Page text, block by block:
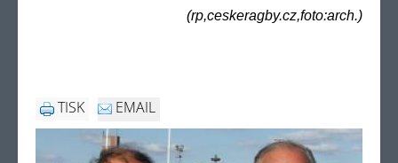
(rp,ceskeragby.cz,foto:arch.)
EMAIL
TISK